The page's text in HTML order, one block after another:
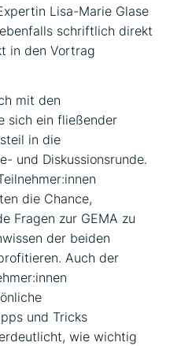
Lisa-Marie Glase
schriftlich direkt
in den Vortrag
mit den
sich ein fließender
in die
und Diskussionsrunde.
die Chance,
Fragen zur GEMA zu
der beiden
Auch der
und Tricks
wie wichtig